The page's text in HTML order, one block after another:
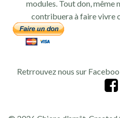
modules. Tout don, même
contribuera à faire vivre
Retrrouvez nous sur